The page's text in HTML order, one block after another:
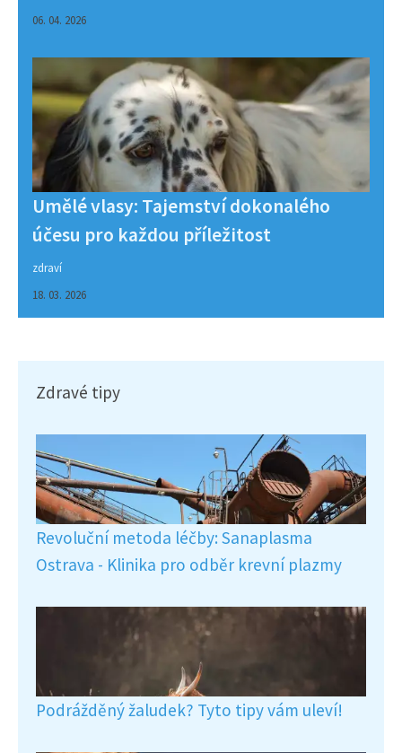
06. 04. 2026
Umělé vlasy: Tajemství dokonalého
účesu pro každou příležitost
zdraví
18. 03. 2026
Zdravé tipy
Revoluční metoda léčby: Sanaplasma
Ostrava - Klinika pro odběr krevní plazmy
Podrážděný žaludek? Tyto tipy vám uleví!